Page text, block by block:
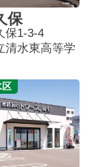
保
保1-3-4
清水東高等学
区